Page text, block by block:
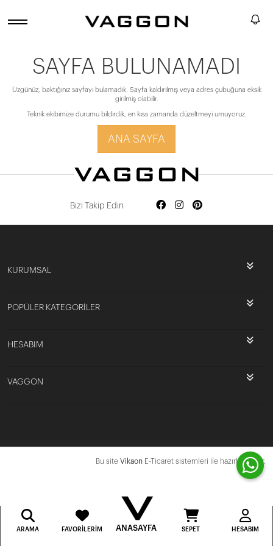
SAYFA BULUNAMADI
Üzgünüz, baktığınız sayfayı bulamadık. Sayfa kaldırılmış veya adres çubuğuna eksik
girilmiş olabilir.
Teknik ekibimize durumu bildirdik, en kısa zamanda düzeltmeyi umuyoruz.
ANA SAYFA
Bizi Takip Edin
KURUMSAL
POPÜLER KATEGORİLER
HESABIM
VAGGON
Bu site Vikaon E-Ticaret sistemleri ile hazırlanmıştır.
ARAMA FAVORILERIM ANASAYFA SEPET HESABIM